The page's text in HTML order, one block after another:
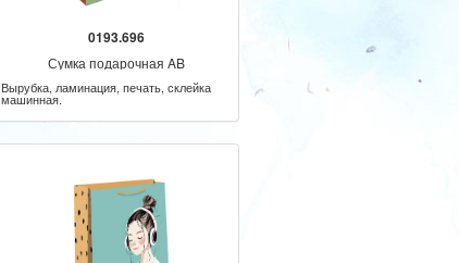
0193.696
Сумка подарочная AB
Вырубка, ламинация, печать, склейка
машинная.